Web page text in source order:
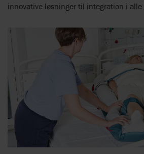
innovative løsninger til integration i